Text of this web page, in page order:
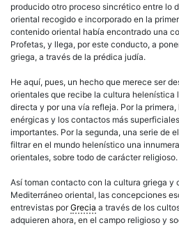
producido otro proceso sincrético entre lo
oriental recogido e incorporado en la
contenido oriental había encontrado una
Profetas, y llega, por este conducto, a
griega, a través de la prédica judía.
He aquí, pues, un hecho que merece ser
orientales que recibe la cultura helenística
directa y por una vía refleja. Por la
enérgicas y los contactos más
importantes. Por la segunda, una serie de
filtrar en el mundo helenístico una
orientales, sobre todo de carácter religioso.
Así toman contacto con la cultura griega y
Mediterráneo oriental, las concepciones
entrevistas porGrecia a través de los
adquieren ahora, en el campo religioso y